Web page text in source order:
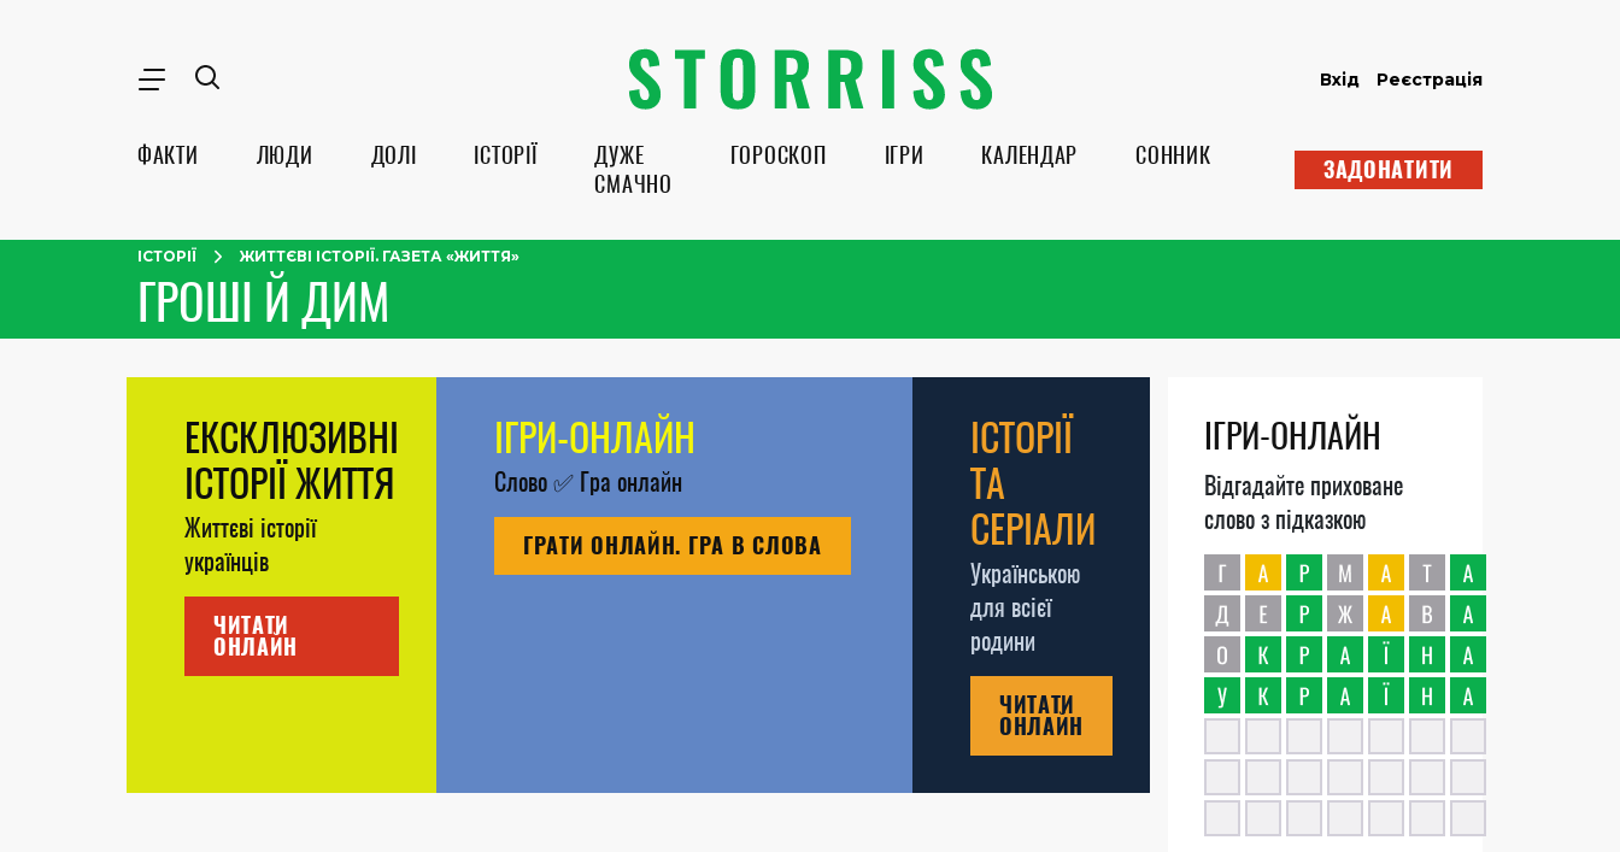
Вхід Реєстрація
ФАКТИ ЛЮДИ ДОЛІ ІСТОРІЇ
ДУЖЕ
СМАЧНО
ГОРОСКОП ІГРИ КАЛЕНДАР СОННИК ЗАДОНАТИТИ
ІСТОРІЇ ЖИТТЄВІ ІСТОРІЇ. ГАЗЕТА «ЖИТТЯ»
ГРОШІ Й ДИМ
ЕКСКЛЮЗИВНІ
ІСТОРІЇ ЖИТТЯ
Життєві історії
українців
ЧИТАТИ
ОНЛАЙН
ІГРИ-ОНЛАЙН
Слово✅Гра онлайн
ГРАТИ ОНЛАЙН. ГРА В СЛОВА
ІСТОРІЇ
ТА
СЕРІАЛИ
Українською
для всієї
родини
ЧИТАТИ
ОНЛАЙН
ІГРИ-ОНЛАЙН
Відгадайте приховане
слово з підказкою